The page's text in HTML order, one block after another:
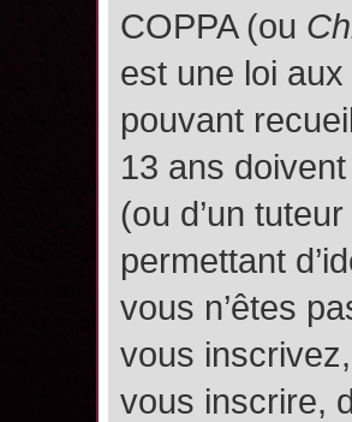
COPPA (ou
est une loi
pouvant
13 ans
(ou d’un
permettant
vous n’êtes
vous
vous inscrire,